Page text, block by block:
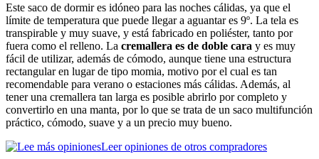
Este saco de dormir es idóneo para las noches cálidas, ya que el
límite de temperatura que puede llegar a aguantar es 9º. La tela es
transpirable y muy suave, y está fabricado en poliéster, tanto por
fuera como el relleno. La cremallera es de doble cara y es muy
fácil de utilizar, además de cómodo, aunque tiene una estructura
rectangular en lugar de tipo momia, motivo por el cual es tan
recomendable para verano o estaciones más cálidas. Además, al
tener una cremallera tan larga es posible abrirlo por completo y
convertirlo en una manta, por lo que se trata de un saco multifunción
práctico, cómodo, suave y a un precio muy bueno.
Leer opiniones de otros compradores